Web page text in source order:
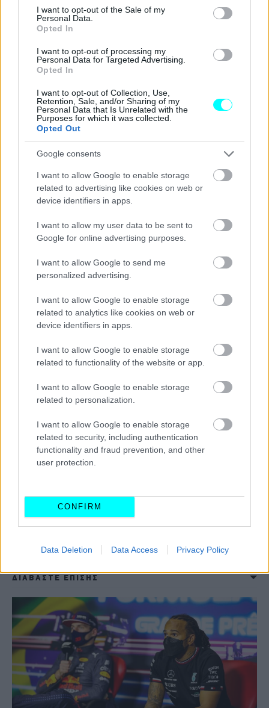
consent section.
I want to opt-out of the Sale of my
Personal Data.
Opted In
I want to opt-out of processing my
Personal Data for Targeted Advertising.
Opted In
I want to opt-out of Collection, Use,
Retention, Sale, and/or Sharing of my
Personal Data that Is Unrelated with the
Purposes for which it was collected.
Opted Out
Google consents
I want to allow Google to enable storage
related to advertising like cookies on web or
device identifiers in apps.
I want to allow my user data to be sent to
Google for online advertising purposes.
I want to allow Google to send me
personalized advertising.
I want to allow Google to enable storage
related to analytics like cookies on web or
device identifiers in apps.
I want to allow Google to enable storage
related to functionality of the website or app.
I want to allow Google to enable storage
related to personalization.
I want to allow Google to enable storage
related to security, including authentication
functionality and fraud prevention, and other
user protection.
CONFIRM
Data Deletion Data Access Privacy Policy
Ο αγώνας θα αρχίσει στις 4 το απόγευμα ώρα Ελλάδας και
όπως και οι κατατακτήριες δοκιμές, θα γίνει υπό το φως
ΔΙΑΒΑΣΤΕ ΕΠΙΣΗΣ